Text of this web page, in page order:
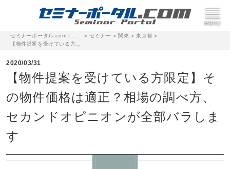
> セミナー > 関東 >東京都 >
2020/03/31
【物件提案を受けている方限定】そ
の物件価格は適正？相場の調べ方、
セカンドオピニオンが全部バラしま
す